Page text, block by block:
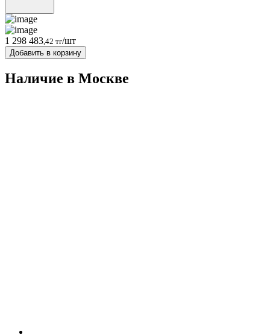
1 298 483 ,42 тг/шт
Добавить в корзину
Наличие в Москвe